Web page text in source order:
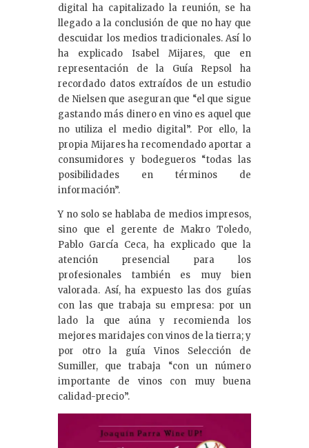
digital ha capitalizado la reunión, se ha
llegado a la conclusión de que no hay que
descuidar los medios tradicionales. Así lo
ha explicado Isabel Mijares, que en
representación de la Guía Repsol ha
recordado datos extraídos de un estudio
de Nielsen que aseguran que “el que sigue
gastando más dinero en vino es aquel que
no utiliza el medio digital”. Por ello, la
propia Mijares ha recomendado aportar a
consumidores y bodegueros “todas las
posibilidades en términos de
información”.
Y no solo se hablaba de medios impresos,
sino que el gerente de Makro Toledo,
Pablo García Ceca, ha explicado que la
atención presencial para los
profesionales también es muy bien
valorada. Así, ha expuesto las dos guías
con las que trabaja su empresa: por un
lado la que aúna y recomienda los
mejores maridajes con vinos de la tierra; y
por otro la guía Vinos Selección de
Sumiller, que trabaja “con un número
importante de vinos con muy buena
calidad-precio”.